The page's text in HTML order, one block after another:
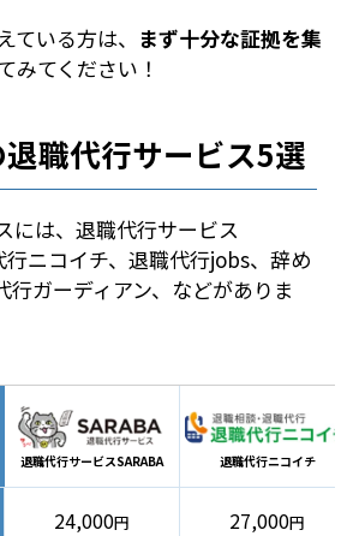
ている方は、 まず十分な証拠を集
みてください！
職代行サービス5選
には、退職代行サービス
行ニコイチ、退職代行jobs、辞め
行ガーディアン、などがありま
退職代行サービスSARABA 退職代行ニコイチ
24,000円 27,000円